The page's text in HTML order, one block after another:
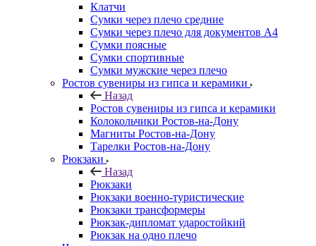
Клатчи
Сумки через плечо средние
Сумки через плечо для документов А4
Сумки поясные
Сумки спортивные
Сумки мужские через плечо
Ростов сувениры из гипса и керамики
Назад
Ростов сувениры из гипса и керамики
Колокольчики Ростов-на-Дону
Магниты Ростов-на-Дону
Тарелки Ростов-на-Дону
Рюкзаки
Назад
Рюкзаки
Рюкзаки военно-туристические
Рюкзаки трансформеры
Рюкзак-дипломат ударостойкий
Рюкзак на одно плечо